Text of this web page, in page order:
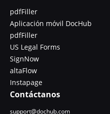
pdfFiller
Aplicación móvil DocHub
pdfFiller
US Legal Forms
SignNow
altaFlow
Instapage
Contáctanos
support@dochub.com